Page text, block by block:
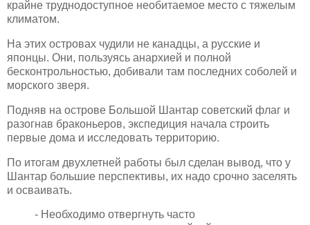
крайне труднодоступное необитаемое место с тяжелым
климатом.
На этих островах чудили не канадцы, а русские и
японцы. Они, пользуясь анархией и полной
бесконтрольностью, добивали там последних соболей и
морского зверя.
Подняв на острове Большой Шантар советский флаг и
разогнав браконьеров, экспедиция начала строить
первые дома и исследовать территорию.
По итогам двухлетней работы был сделан вывод, что у
Шантар большие перспективы, их надо срочно заселять
и осваивать.
- Необходимо отвергнуть часто